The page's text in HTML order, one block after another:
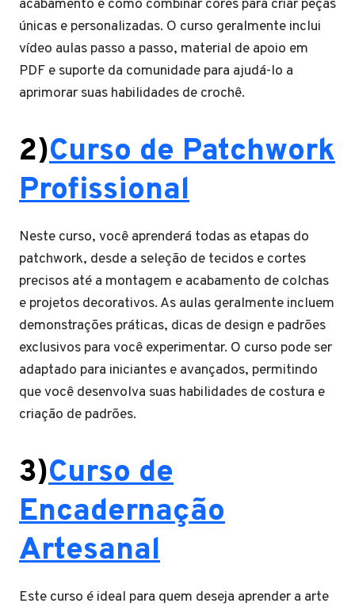
acabamento e como combinar cores para criar peças
únicas e personalizadas. O curso geralmente inclui
vídeo aulas passo a passo, material de apoio em
PDF e suporte da comunidade para ajudá-lo a
aprimorar suas habilidades de crochê.
2)Curso de Patchwork
Profissional
Neste curso, você aprenderá todas as etapas do
patchwork, desde a seleção de tecidos e cortes
precisos até a montagem e acabamento de colchas
e projetos decorativos. As aulas geralmente incluem
demonstrações práticas, dicas de design e padrões
exclusivos para você experimentar. O curso pode ser
adaptado para iniciantes e avançados, permitindo
que você desenvolva suas habilidades de costura e
criação de padrões.
3)Curso de
Encadernação
Artesanal
Este curso é ideal para quem deseja aprender a arte